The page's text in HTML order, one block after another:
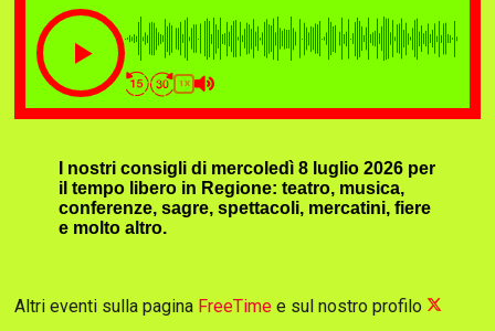
1X
I nostri consigli di mercoledì 8 luglio 2026 per
il tempo libero in Regione: teatro, musica,
conferenze, sagre, spettacoli, mercatini, fiere
e molto altro.
Altri eventi sulla pagina FreeTime e sul nostro profilo